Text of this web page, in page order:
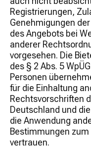
Registrierungen,
Genehmigungen
des Angebots bei
anderer
vorgesehen. Die
des § 2 Abs. 5
Personen
für die Einhaltung
Rechtsvorschriften
Deutschland und
die Anwendung
Bestimmungen
vertrauen.